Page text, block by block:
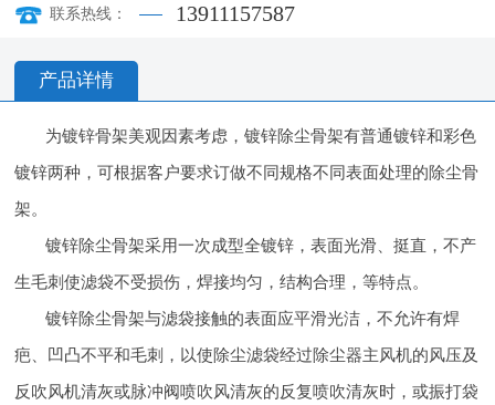
联系热线： 13911157587
产品详情
为镀锌骨架美观因素考虑，镀锌除尘骨架有普通镀锌和彩色
镀锌两种，可根据客户要求订做不同规格不同表面处理的除尘骨
架。
镀锌除尘骨架采用一次成型全镀锌，表面光滑、挺直，不产
生毛刺使滤袋不受损伤，焊接均匀，结构合理，等特点。
镀锌除尘骨架与滤袋接触的表面应平滑光洁，不允许有焊
疤、凹凸不平和毛刺，以使除尘滤袋经过除尘器主风机的风压及
反吹风机清灰或脉冲阀喷吹风清灰的反复喷吹清灰时，或振打袋